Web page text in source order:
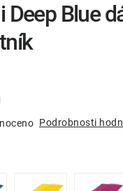
Podrobnosti
Deep Blue